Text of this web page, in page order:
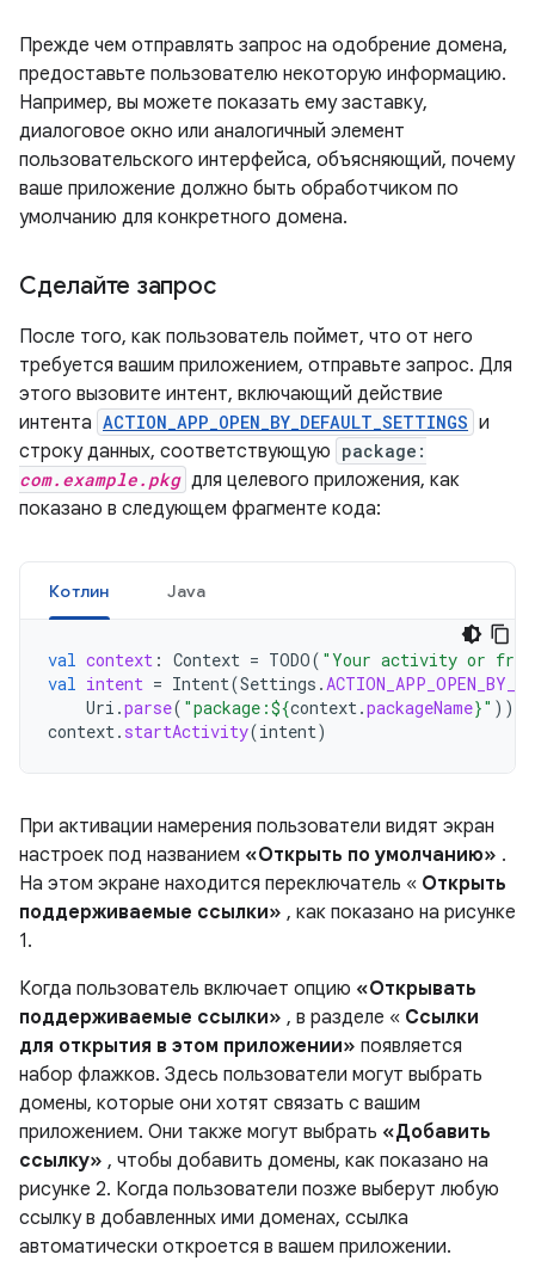
Прежде чем отправлять запрос на одобрение домена,
предоставьте пользователю некоторую информацию.
Например, вы можете показать ему заставку,
диалоговое окно или аналогичный элемент
пользовательского интерфейса, объясняющий, почему
ваше приложение должно быть обработчиком по
умолчанию для конкретного домена.
Сделайте запрос
После того, как пользователь поймет, что от него
требуется вашим приложением, отправьте запрос. Для
этого вызовите интент, включающий действие
интента ACTION_APP_OPEN_BY_DEFAULT_SETTINGS и
строку данных, соответствующую package:
com.example.pkg для целевого приложения, как
показано в следующем фрагменте кода:
Котлин Java
val context : Context = TODO( "Your activity or
val intent = Intent(Settings .
Uri .parse( "package:${context.packageName}" ))
context. startActivity(intent)
При активации намерения пользователи видят экран
настроек под названием «Открыть по умолчанию» .
На этом экране находится переключатель « Открыть
поддерживаемые ссылки» , как показано на рисунке
1.
Когда пользователь включает опцию «Открывать
поддерживаемые ссылки» , в разделе « Ссылки
для открытия в этом приложении» появляется
набор флажков. Здесь пользователи могут выбрать
домены, которые они хотят связать с вашим
приложением. Они также могут выбрать «Добавить
ссылку» , чтобы добавить домены, как показано на
рисунке 2. Когда пользователи позже выберут любую
ссылку в добавленных ими доменах, ссылка
автоматически откроется в вашем приложении.